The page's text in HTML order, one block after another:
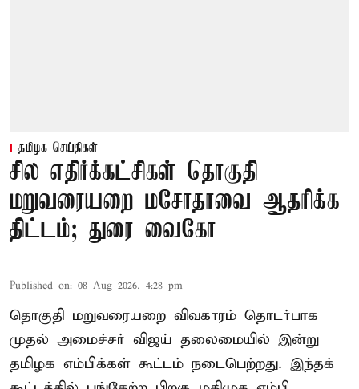
தமிழக செய்திகள்
சில எதிர்க்கட்சிகள் தொகுதி
மறுவரையறை மசோதாவை ஆதரிக்க
திட்டம்; துரை வைகோ
Published on: 08 Aug 2026, 4:28 pm
தொகுதி மறுவரையறை விவகாரம் தொடர்பாக
முதல் அமைச்சர் விஜய் தலைமையில் இன்று
தமிழக எம்பிக்கள் கூட்டம் நடைபெற்றது. இந்தக்